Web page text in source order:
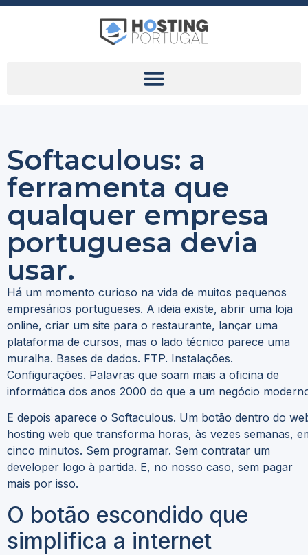
Softaculous: a
ferramenta que
qualquer empresa
portuguesa devia
usar.
Há um momento curioso na vida de muitos pequenos
empresários portugueses. A ideia existe, abrir uma loja
online, criar um site para o restaurante, lançar uma
plataforma de cursos, mas o lado técnico parece uma
muralha. Bases de dados. FTP. Instalações.
Configurações. Palavras que soam mais a oficina de
informática dos anos 2000 do que a um negócio
E depois aparece o Softaculous. Um botão dentro do
hosting web que transforma horas, às vezes semanas,
cinco minutos. Sem programar. Sem contratar um
developer logo à partida. E, no nosso caso, sem pagar
mais por isso.
O botão escondido que
simplifica a internet